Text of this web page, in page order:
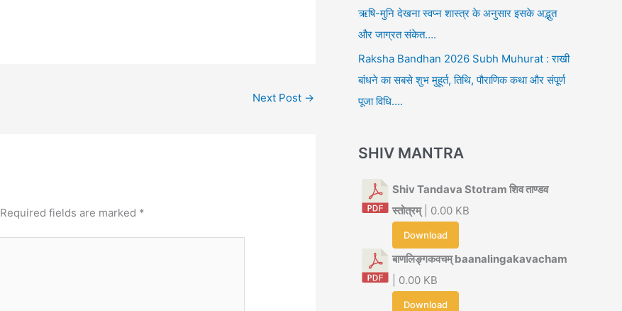
Next Post →
Required fields are marked *
ऋषि-मुनि देखना स्वप्न शास्त्र के अनुसार इसके अद्भुत
और जाग्रत संकेत….
Raksha Bandhan 2026 Subh Muhurat : राखी
बांधने का सबसे शुभ मुहूर्त, तिथि, पौराणिक कथा और संपूर्ण
पूजा विधि….
SHIV MANTRA
Shiv Tandava Stotram शिव ताण्डव
स्तोत्रम्| 0.00 KB
Download
बाणलिङ्गकवचम् baanalingakavacham
| 0.00 KB
Download